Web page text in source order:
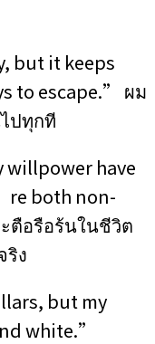
but it keeps
to escape.” ผม
ปทุกที
willpower have
both non-
ตือรือร้นในชีวิต
ง
but my
white.”